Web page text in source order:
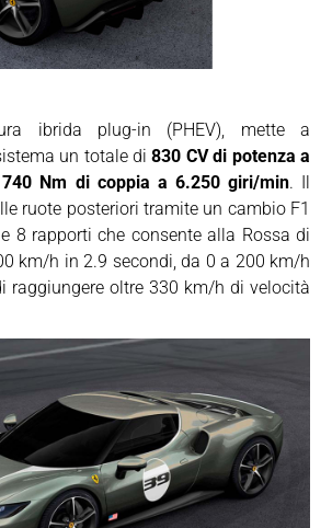
ibrida plug-in (PHEV), mette a
un totale di830 CV di potenza a
Nm di coppia a 6.250 giri/min. Il
ruote posteriori tramite un cambio F1
8 rapporti che consente alla Rossa di
km/h in 2.9 secondi, da 0 a 200 km/h
raggiungere oltre 330 km/h di velocità